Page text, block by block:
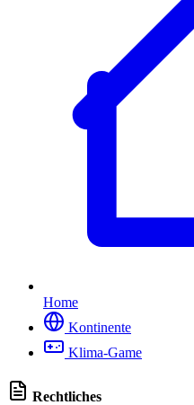
Home
Kontinente
Klima-Game
Rechtliches